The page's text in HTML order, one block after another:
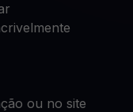
ou no site